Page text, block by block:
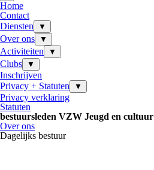
Home
Contact
Diensten
▼
Over ons ▼
Activiteiten ▼
Clubs ▼
Inschrijven
Privacy + Statuten
▼
Privacy verklaring
Statuten
bestuursleden VZW Jeugd en cultuur
Over ons
Dagelijks bestuur